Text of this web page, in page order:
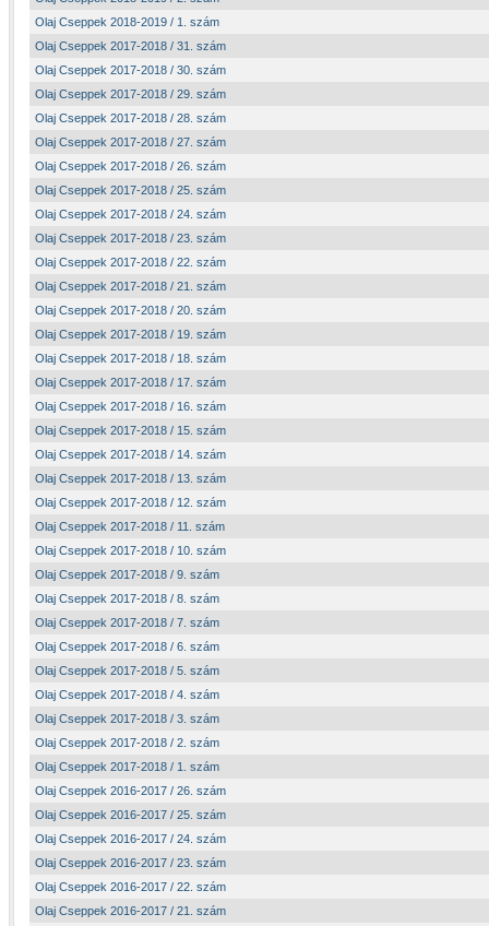
Olaj Cseppek 2018-2019 / 1. szám
Olaj Cseppek 2017-2018 / 31. szám
Olaj Cseppek 2017-2018 / 30. szám
Olaj Cseppek 2017-2018 / 29. szám
Olaj Cseppek 2017-2018 / 28. szám
Olaj Cseppek 2017-2018 / 27. szám
Olaj Cseppek 2017-2018 / 26. szám
Olaj Cseppek 2017-2018 / 25. szám
Olaj Cseppek 2017-2018 / 24. szám
Olaj Cseppek 2017-2018 / 23. szám
Olaj Cseppek 2017-2018 / 22. szám
Olaj Cseppek 2017-2018 / 21. szám
Olaj Cseppek 2017-2018 / 20. szám
Olaj Cseppek 2017-2018 / 19. szám
Olaj Cseppek 2017-2018 / 18. szám
Olaj Cseppek 2017-2018 / 17. szám
Olaj Cseppek 2017-2018 / 16. szám
Olaj Cseppek 2017-2018 / 15. szám
Olaj Cseppek 2017-2018 / 14. szám
Olaj Cseppek 2017-2018 / 13. szám
Olaj Cseppek 2017-2018 / 12. szám
Olaj Cseppek 2017-2018 / 11. szám
Olaj Cseppek 2017-2018 / 10. szám
Olaj Cseppek 2017-2018 / 9. szám
Olaj Cseppek 2017-2018 / 8. szám
Olaj Cseppek 2017-2018 / 7. szám
Olaj Cseppek 2017-2018 / 6. szám
Olaj Cseppek 2017-2018 / 5. szám
Olaj Cseppek 2017-2018 / 4. szám
Olaj Cseppek 2017-2018 / 3. szám
Olaj Cseppek 2017-2018 / 2. szám
Olaj Cseppek 2017-2018 / 1. szám
Olaj Cseppek 2016-2017 / 26. szám
Olaj Cseppek 2016-2017 / 25. szám
Olaj Cseppek 2016-2017 / 24. szám
Olaj Cseppek 2016-2017 / 23. szám
Olaj Cseppek 2016-2017 / 22. szám
Olaj Cseppek 2016-2017 / 21. szám